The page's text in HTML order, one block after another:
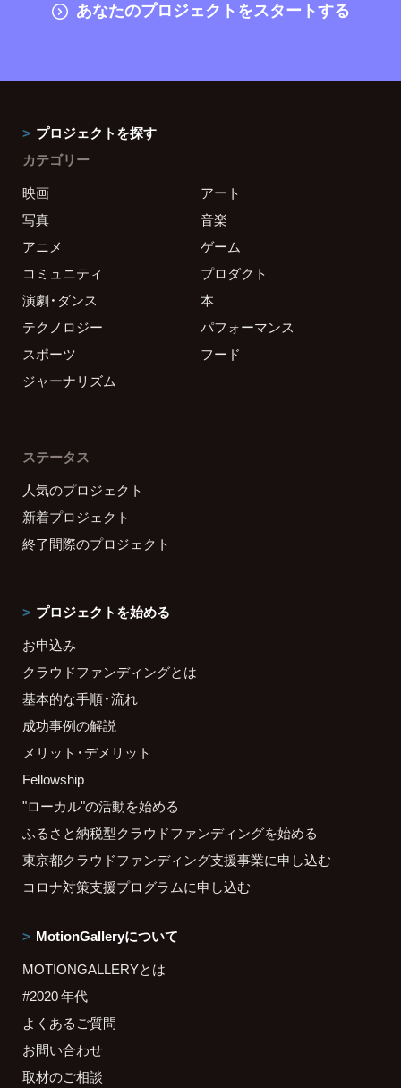
あなたのプロジェクトをスタートする
プロジェクトを探す
カテゴリー
映画
アート
写真
音楽
アニメ
ゲーム
コミュニティ
プロダクト
演劇・ダンス
本
テクノロジー
パフォーマンス
スポーツ
フード
ジャーナリズム
ステータス
人気のプロジェクト
新着プロジェクト
終了間際のプロジェクト
プロジェクトを始める
お申込み
クラウドファンディングとは
基本的な手順・流れ
成功事例の解説
メリット・デメリット
Fellowship
"ローカル"の活動を始める
ふるさと納税型クラウドファンディングを始める
東京都クラウドファンディング支援事業に申し込む
コロナ対策支援プログラムに申し込む
MotionGalleryについて
MOTIONGALLERYとは
#2020 年代
よくあるご質問
お問い合わせ
取材のご相談